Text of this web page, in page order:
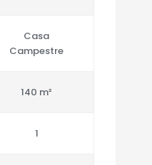
Casa
Campestre
140 m²
1